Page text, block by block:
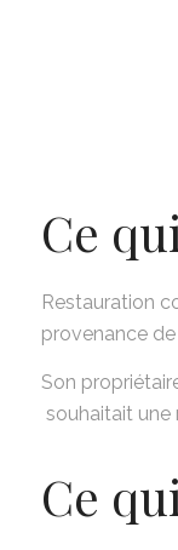
Ce
Restauration
provenance de
Son
souhaitait une
Ce